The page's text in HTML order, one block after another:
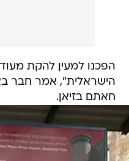
הפכנו למעין להקת
הישראלית", אמר חבר
חאתם בזיאן.